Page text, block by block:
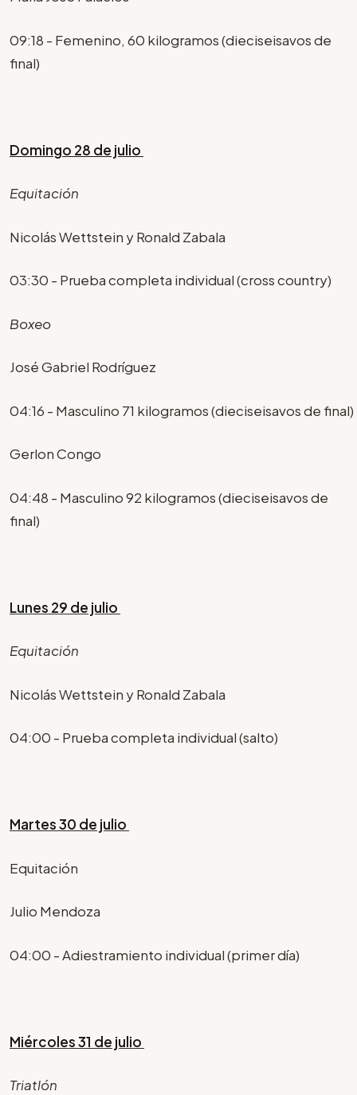
09:18 - Femenino, 60 kilogramos (dieciseisavos de
final)
Domingo 28 de julio
Equitación
Nicolás Wettstein y Ronald Zabala
03:30 - Prueba completa individual (cross country)
Boxeo
José Gabriel Rodríguez
04:16 - Masculino 71 kilogramos (dieciseisavos de final)
Gerlon Congo
04:48 - Masculino 92 kilogramos (dieciseisavos de
final)
Lunes 29 de julio
Equitación
Nicolás Wettstein y Ronald Zabala
04:00 - Prueba completa individual (salto)
Martes 30 de julio
Equitación
Julio Mendoza
04:00 - Adiestramiento individual (primer día)
Miércoles 31 de julio
Triatlón